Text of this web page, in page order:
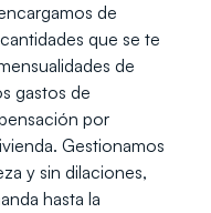
de
que se te
de
gastos de
por
Gestionamos
y sin dilaciones,
hasta la